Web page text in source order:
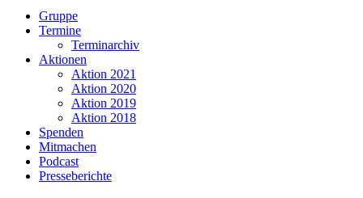
Zum
Inhalt
Gruppe
Termine
Terminarchiv
Aktionen
Aktion 2021
Aktion 2020
Aktion 2019
Aktion 2018
Spenden
Mitmachen
Podcast
Presseberichte